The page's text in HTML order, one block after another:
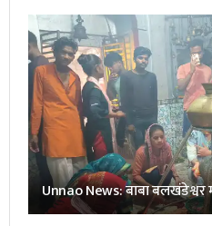
Unnao News: बाबा